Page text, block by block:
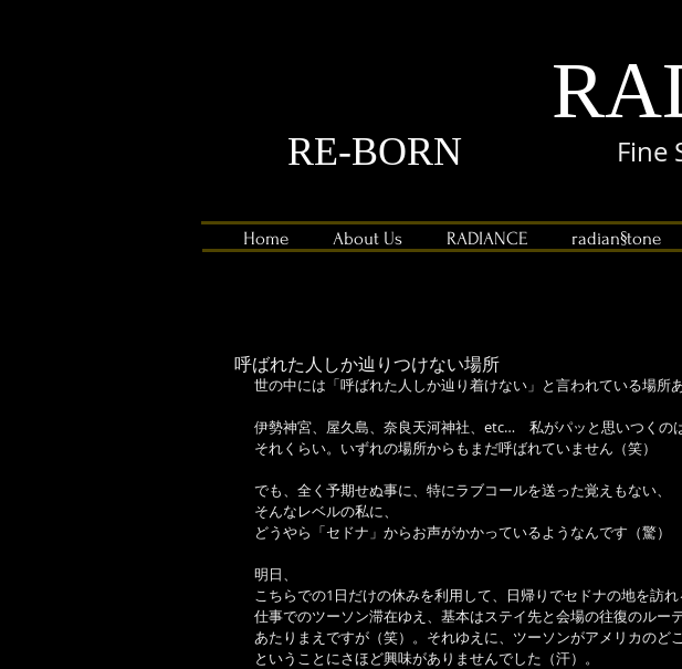
Fine
Home About Us RADIANCE radian§tone
RE-BORN
呼ばれた人しか辿りつけない場所
世の中には「呼ばれた人しか辿り着けない」と言われている場所
伊勢神宮、屋久島、奈良天河神社、etc…　私がパッと思いつくの
それくらい。いずれの場所からもまだ呼ばれていません（笑）
でも、全く予期せぬ事に、特にラブコールを送った覚えもない、
そんなレベルの私に、
どうやら「セドナ」からお声がかかっているようなんです（驚）
明日、
こちらでの1日だけの休みを利用して、日帰りでセドナの地を訪れ
仕事でのツーソン滞在ゆえ、基本はステイ先と会場の往復のルー
あたりまえですが（笑）。それゆえに、ツーソンがアメリカのど
ということにさほど興味がありませんでした（汗）。